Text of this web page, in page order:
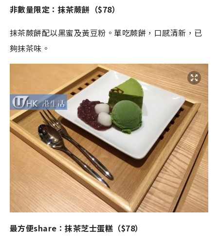
非數量限定：抹茶蕨餅（$78）
抹茶蕨餅配以黑蜜及黃豆粉。單吃蕨餅，口感清新，已
夠抹茶味。
最方便share：抹茶芝士蛋糕（$78）